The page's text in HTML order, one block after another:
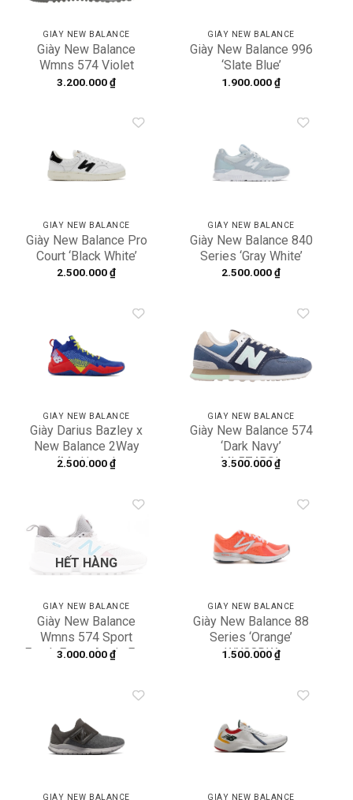
GIÀY NEW BALANCE
Giày New Balance
Wmns 574 Violet
Smokey Quartz
3.200.000₫
GIÀY NEW BALANCE
Giày New Balance 996
‘Slate Blue’
MRL996DE
1.900.000₫
wishlist
GIÀY NEW BALANCE
Giày New Balance Pro
Court ‘Black White’
PROCTCWB
2.500.000₫
wishlist
GIÀY NEW BALANCE
Giày New Balance 840
Series ‘Gray White’
WL840PB
2.500.000₫
wishlist
GIÀY NEW BALANCE
Giày Darius Bazley x
New Balance 2Way
‘My Home’
2.500.000₫
wishlist
GIÀY NEW BALANCE
Giày New Balance 574
‘Dark Navy’
ML574BSL
3.500.000₫
HẾT HÀNG
GIÀY NEW BALANCE
Giày New Balance
Wmns 574 Sport
Fresh Foam Arctic Fox
3.000.000₫
wishlist
GIÀY NEW BALANCE
Giày New Balance 88
Series ‘Orange’
WX88DW
1.500.000₫
wishlist
GIÀY NEW BALANCE
wishlist
GIÀY NEW BALANCE